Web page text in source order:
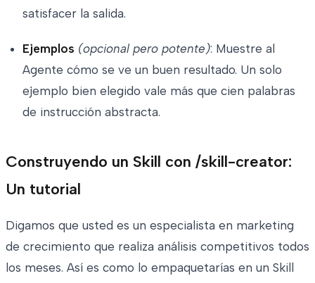
satisfacer la salida.
Ejemplos (opcional pero potente): Muestre al
Agente cómo se ve un buen resultado. Un solo
ejemplo bien elegido vale más que cien palabras
de instrucción abstracta.
Construyendo un Skill con /skill-creator:
Un tutorial
Digamos que usted es un especialista en marketing
de crecimiento que realiza análisis competitivos todos
los meses. Así es como lo empaquetarías en un Skill